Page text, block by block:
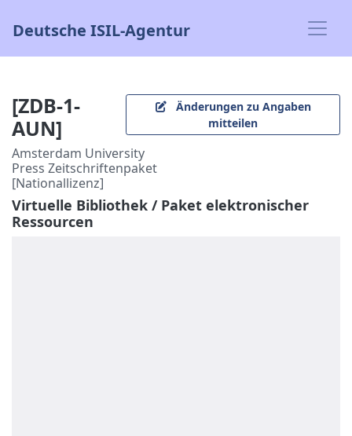
Deutsche ISIL-Agentur
[ZDB-1-
AUN]
mitteilen
Amsterdam University
Press Zeitschriftenpaket
[Nationallizenz]
Virtuelle Bibliothek / Paket elektronischer
Ressourcen